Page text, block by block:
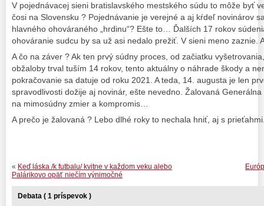
V pojednávacej sieni bratislavského mestského súdu to môže byť
čosi na Slovensku ? Pojednávanie je verejné a aj kŕdeľ novinárov
hlavného ohováraného „hrdinu“? Ešte to… Ďalších 17 rokov
ohováranie sudcu by sa už asi nedalo prežiť. V sieni meno zaznie.
A čo na záver ? Ak ten prvý súdny proces, od začiatku
obžaloby trval tuším 14 rokov, tento aktuálny o náhrade škody a
pokračovanie sa datuje od roku 2021. A teda, 14. augusta je len
spravodlivosti dožije aj novinár, ešte nevedno. Žalovaná
na mimosúdny zmier a kompromis…
A prečo je žalovaná ? Lebo dlhé roky to nechala hniť, aj s
« Keď láska /k futbalu/ kvitne v každom veku alebo
Palárikovo opäť niečím výnimočné
Debata ( 1 príspevok )